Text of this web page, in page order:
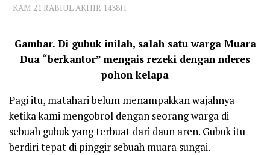
· KAM 21 RABIUL AKHIR 1438H
Gambar. Di gubuk inilah, salah satu warga Muara
Dua “berkantor” mengais rezeki dengan nderes
pohon kelapa
Pagi itu, matahari belum menampakkan wajahnya
ketika kami mengobrol dengan seorang warga di
sebuah gubuk yang terbuat dari daun aren. Gubuk itu
berdiri tepat di pinggir sebuah muara sungai.